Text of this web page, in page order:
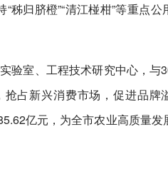
归脐橙”“清江椪柑”等重点公
验室、工程技术研究中心，与
占新兴消费市场，促进品牌
亿元，为全市农业高质量发